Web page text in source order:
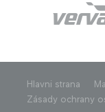
Hlavni strana
Zásady ochrany